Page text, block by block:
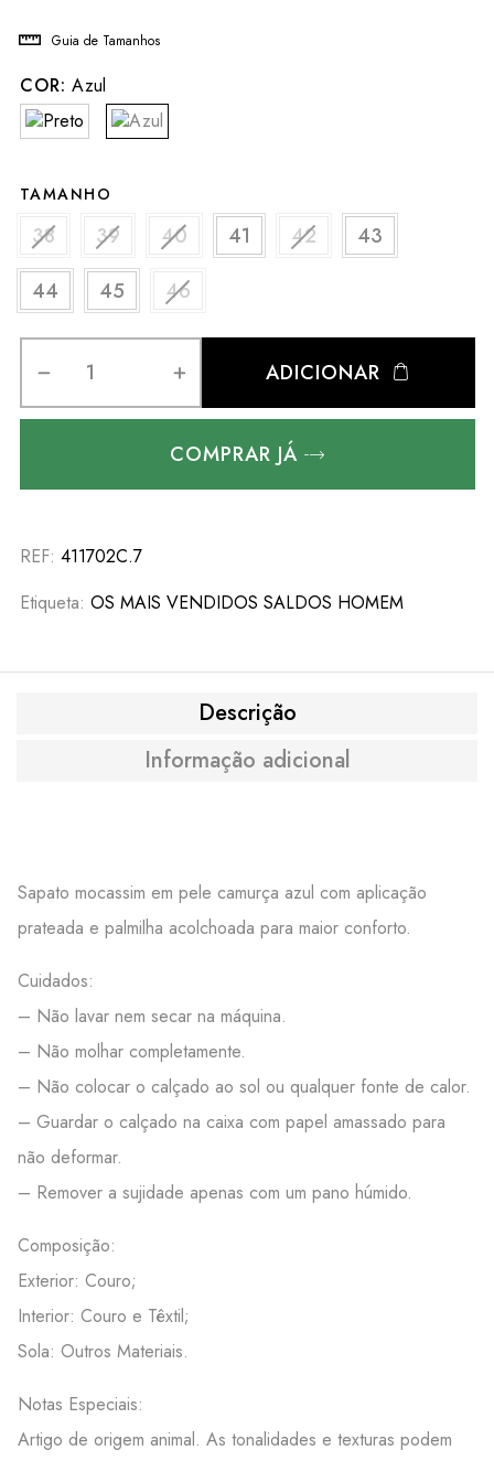
Guia de Tamanhos
COR: Azul
TAMANHO
38 39 40 41 42
43
44
45 46
ADICIONAR
COMPRAR JÁ
REF: 411702C.7
Etiqueta: OS MAIS VENDIDOS SALDOS HOMEM
Descrição
Informação adicional
Sapato mocassim em pele camurça azul com aplicação
prateada e palmilha acolchoada para maior conforto.
Cuidados:
– Não lavar nem secar na máquina.
– Não molhar completamente.
– Não colocar o calçado ao sol ou qualquer fonte de calor.
– Guardar o calçado na caixa com papel amassado para
não deformar.
– Remover a sujidade apenas com um pano húmido.
Composição:
Exterior: Couro;
Interior: Couro e Têxtil;
Sola: Outros Materiais.
Notas Especiais:
Artigo de origem animal. As tonalidades e texturas podem